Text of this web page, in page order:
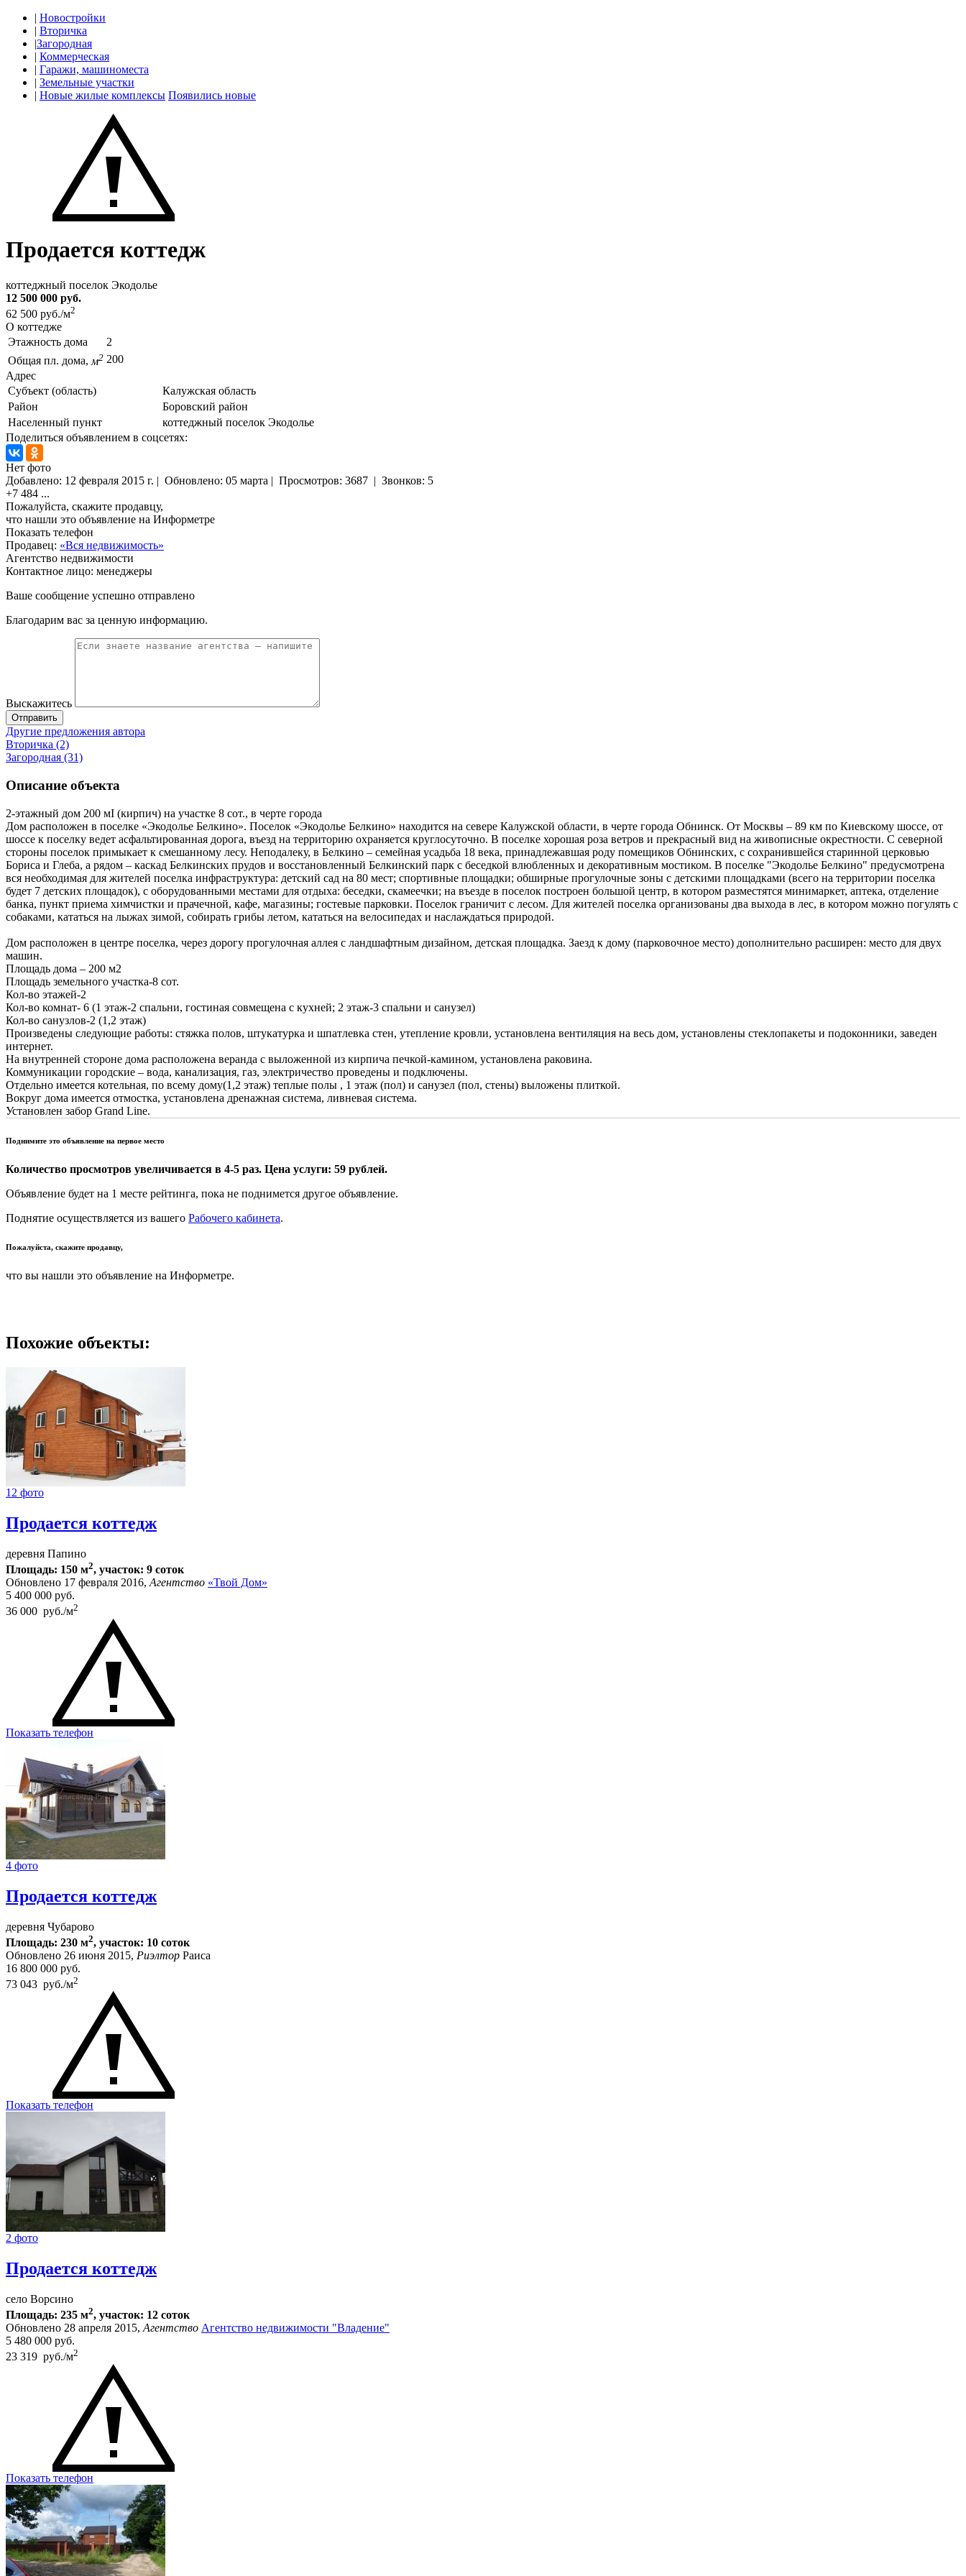
| Новостройки
| Вторичка
|Загородная
| Коммерческая
| Гаражи, машиноместа
| Земельные участки
| Новые жилые комплексы Появились новые
Продается коттедж
коттеджный поселок Экодолье
12 500 000 руб.
62 500 руб./м2
О коттедже
Этажность дома
2
Общая пл. дома, м2 200
Адрес
Субъект (область)
Калужская область
Район
Боровский район
Населенный пункт
коттеджный поселок Экодолье
Поделиться объявлением в соцсетях:
Нет фото
Добавлено: 12 февраля 2015 г. | Обновлено: 05 марта | Просмотров: 3687 | Звонков: 5
+7 484 ...
Пожалуйста, скажите продавцу,
что нашли это объявление на Информетре
Показать телефон
Продавец: «Вся недвижимость»
Агентство недвижимости
Контактное лицо: менеджеры
Ваше сообщение успешно отправлено
Благодарим вас за ценную информацию.
Выскажитесь
Отправить
Другие предложения автора
Вторичка (2)
Загородная (31)
Описание объекта
2-этажный дом 200 мІ (кирпич) на участке 8 сот., в черте города
Дом расположен в поселке «Экодолье Белкино». Поселок «Экодолье Белкино» находится на севере Калужской области, в черте города Обнинск. От Москвы – 89 км по Киевскому шоссе, от
шоссе к поселку ведет асфальтированная дорога, въезд на территорию охраняется круглосуточно. В поселке хорошая роза ветров и прекрасный вид на живописные окрестности. С северной
стороны поселок примыкает к смешанному лесу. Неподалеку, в Белкино – семейная усадьба 18 века, принадлежавшая роду помещиков Обнинских, с сохранившейся старинной церковью
Бориса и Глеба, а рядом – каскад Белкинских прудов и восстановленный Белкинский парк с беседкой влюбленных и декоративным мостиком. В поселке "Экодолье Белкино" предусмотрена
вся необходимая для жителей поселка инфраструктура: детский сад на 80 мест; спортивные площадки; обширные прогулочные зоны с детскими площадками (всего на территории поселка
будет 7 детских площадок), с оборудованными местами для отдыха: беседки, скамеечки; на въезде в поселок построен большой центр, в котором разместятся минимаркет, аптека, отделение
банка, пункт приема химчистки и прачечной, кафе, магазины; гостевые парковки. Поселок граничит с лесом. Для жителей поселка организованы два выхода в лес, в котором можно погулять с
собаками, кататься на лыжах зимой, собирать грибы летом, кататься на велосипедах и наслаждаться природой.
Дом расположен в центре поселка, через дорогу прогулочная аллея с ландшафтным дизайном, детская площадка. Заезд к дому (парковочное место) дополнительно расширен: место для двух
машин.
Площадь дома – 200 м2
Площадь земельного участка-8 сот.
Кол-во этажей-2
Кол-во комнат- 6 (1 этаж-2 спальни, гостиная совмещена с кухней; 2 этаж-3 спальни и санузел)
Кол-во санузлов-2 (1,2 этаж)
Произведены следующие работы: стяжка полов, штукатурка и шпатлевка стен, утепление кровли, установлена вентиляция на весь дом, установлены стеклопакеты и подоконники, заведен
интернет.
На внутренней стороне дома расположена веранда с выложенной из кирпича печкой-камином, установлена раковина.
Коммуникации городские – вода, канализация, газ, электричество проведены и подключены.
Отдельно имеется котельная, по всему дому(1,2 этаж) теплые полы , 1 этаж (пол) и санузел (пол, стены) выложены плиткой.
Вокруг дома имеется отмостка, установлена дренажная система, ливневая система.
Установлен забор Grand Line.
Поднимите это объявление на первое место
Количество просмотров увеличивается в 4-5 раз. Цена услуги: 59 рублей.
Объявление будет на 1 месте рейтинга, пока не поднимется другое объявление.
Поднятие осуществляется из вашего Рабочего кабинета.
Пожалуйста, скажите продавцу,
что вы нашли это объявление на Информетре.
Похожие объекты:
12 фото
Продается коттедж
деревня Папино
Площадь: 150 м2, участок: 9 соток
Обновлено 17 февраля 2016,Агентство «Твой Дом»
5 400 000 руб.
36 000 руб./м2
Показать телефон
4 фото
Продается коттедж
деревня Чубарово
Площадь: 230 м2, участок: 10 соток
Обновлено 26 июня 2015, Риэлтор Раиса
16 800 000 руб.
73 043 руб./м2
Показать телефон
2 фото
Продается коттедж
село Ворсино
Площадь: 235 м2, участок: 12 соток
Обновлено 28 апреля 2015,Агентство Агентство недвижимости "Владение"
5 480 000 руб.
23 319 руб./м2
Показать телефон